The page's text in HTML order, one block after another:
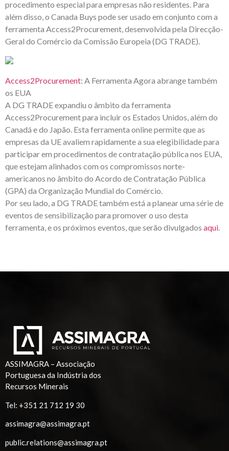
procedimento especial para empresas não residentes. Para
além disso, o Canada Buys pode ser usado em conjunto com a
ferramenta Access2Procurement, desenvolvida pela Direcção-
Geral do Comércio da Comissão Europeia (DG TRADE).
Access2Procurement: A Ferramenta Agora abrange também
os EUA
A DG TRADE expandiu o âmbito da ferramenta
Access2Procurement para incluir os Estados Unidos, além do
Canadá e do Japão. Esta ferramenta online permite que as
empresas da UE avaliem rapidamente a sua elegibilidade para
participar em procedimentos de contratação pública nos EUA,
que estejam alinhados com os compromissos norte-
americanos no âmbito do Acordo de Contratação Pública
(GPA) da Organização Mundial do Comércio.
Por seu lado, a DG TRADE também está a planear uma série de
eventos de sensibilização para promover o uso desta
ferramenta, e os próximos eventos, que serão divulgados aqui.
ASSIMAGRA – Associação
Portuguesa da Indústria dos
Recursos Minerais
Tel: +351 21 712 19 30
assimagra@assimagra.pt
public.relations@assimagra.pt